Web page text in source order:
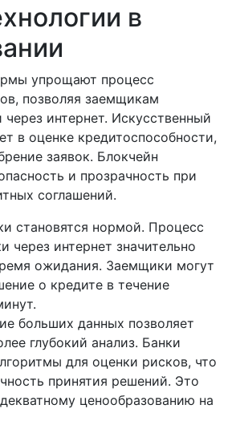
в
упрощают процесс
позволяя заемщикам
интернет. Искусственный
в оценке кредитоспособности,
заявок. Блокчейн
и прозрачность при
соглашений.
становятся нормой. Процесс
через интернет значительно
ожидания. Заемщики могут
о кредите в течение
больших данных позволяет
глубокий анализ. Банки
для оценки рисков, что
принятия решений. Это
ценообразованию на